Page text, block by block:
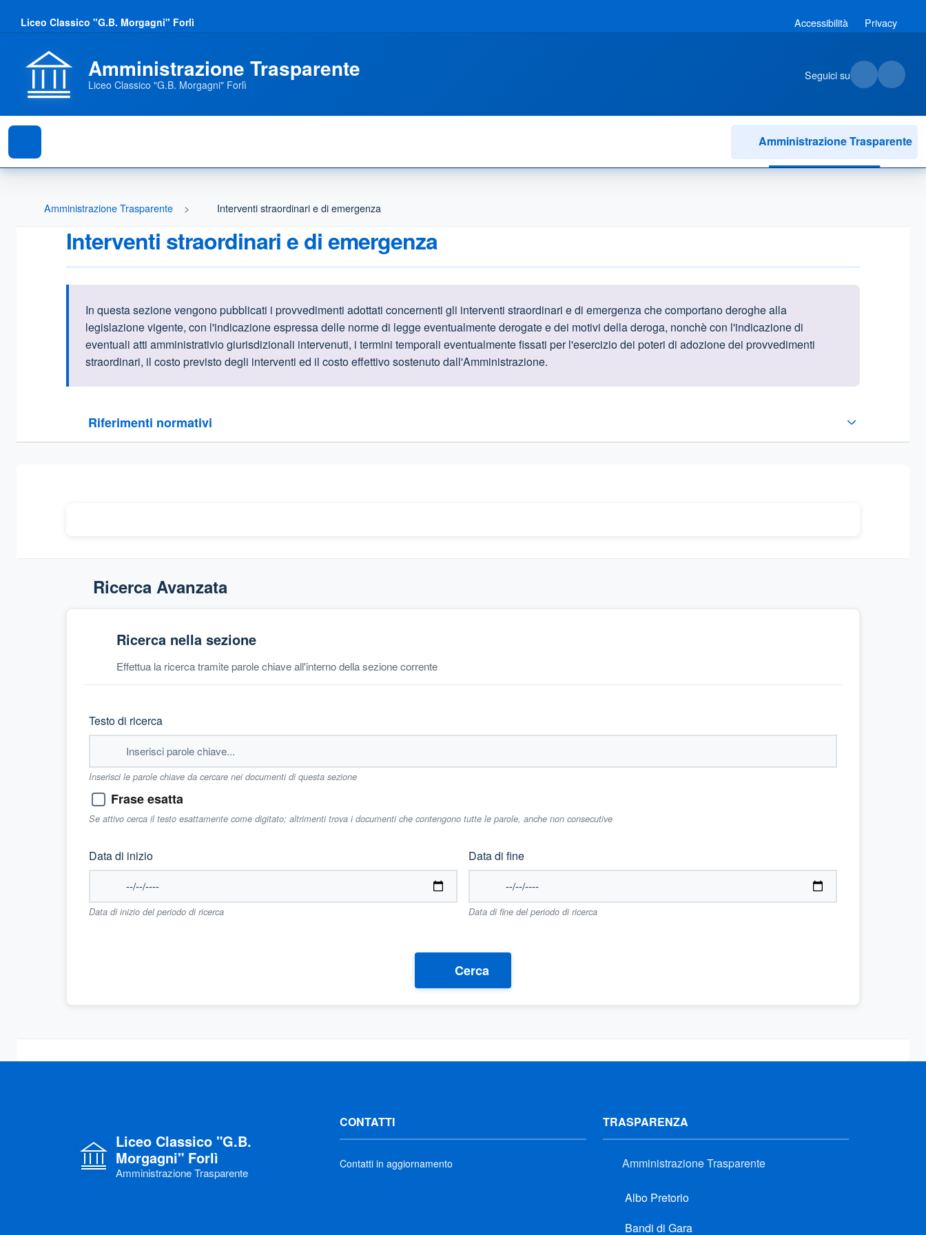
Liceo Classico "G.B. Morgagni" Forlì Accessibilità Privacy
Amministrazione Trasparente
Liceo Classico "G.B. Morgagni" Forlì
Seguici su
Amministrazione Trasparente
Amministrazione Trasparente Interventi straordinari e di emergenza
Interventi straordinari e di emergenza
Informazioni introduttive
In questa sezione vengono pubblicati i provvedimenti adottati concernenti gli interventi straordinari e di emergenza che comportano deroghe alla
legislazione vigente, con l'indicazione espressa delle norme di legge eventualmente derogate e dei motivi della deroga, nonchè con l'indicazione di
eventuali atti amministrativio giurisdizionali intervenuti, i termini temporali eventualmente fissati per l'esercizio dei poteri di adozione dei provvedimenti
straordinari, il costo previsto degli interventi ed il costo effettivo sostenuto dall'Amministrazione.
Riferimenti normativi
Sezione compressa
Ricerca Avanzata
Ricerca nella sezione
Effettua la ricerca tramite parole chiave all'interno della sezione corrente
Testo di ricerca
Inserisci le parole chiave da cercare nei documenti di questa sezione
Frase esatta
Se attivo cerca il testo esattamente come digitato; altrimenti trova i documenti che contengono tutte le parole, anche non consecutive
Data di inizio
Data di inizio del periodo di ricerca
Data di fine
Data di fine del periodo di ricerca
Cerca
Liceo Classico "G.B.
Morgagni" Forlì
Amministrazione Trasparente
CONTATTI
Contatti in aggiornamento
TRASPARENZA
Amministrazione Trasparente
Albo Pretorio
Bandi di Gara